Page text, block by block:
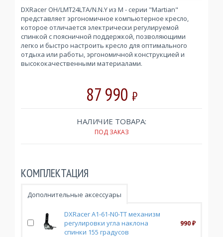
DXRacer OH/LMT24LTA/N.N.Y из M - серии "Martian"
представляет эргономичное компьютерное кресло,
которое отличается электрически регулируемой
спинкой с поясничной поддержкой, позволяющими
легко и быстро настроить кресло для оптимального
отдыха или работы, эргономичной конструкцией и
высококачественными материалами.
87 990 ₽
НАЛИЧИЕ ТОВАРА:
ПОД ЗАКАЗ
КОМПЛЕКТАЦИЯ
Дополнительные аксессуары
DXRacer A1-61-N0-TT механизм
регулировки угла наклона
спинки 155 градусов
990₽